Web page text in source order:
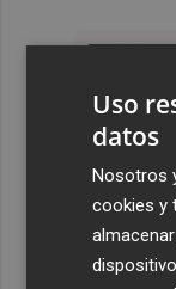
Uso
datos
Nosotros
cookies y